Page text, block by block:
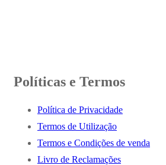
Políticas e Termos
Política de Privacidade
Termos de Utilização
Termos e Condições de venda
Livro de Reclamações